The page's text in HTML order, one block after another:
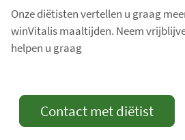
Onze diëtisten vertellen u graag
winVitalis maaltijden. Neem
helpen u graag
Contact met diëtist